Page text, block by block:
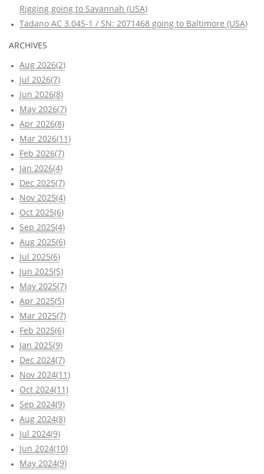
Rigging going to Savannah (USA)
Tadano AC 3.045-1 / SN: 2071468 going to Baltimore (USA)
ARCHIVES
Aug 2026(2)
Jul 2026(7)
Jun 2026(8)
May 2026(7)
Apr 2026(8)
Mar 2026(11)
Feb 2026(7)
Jan 2026(4)
Dec 2025(7)
Nov 2025(4)
Oct 2025(6)
Sep 2025(4)
Aug 2025(6)
Jul 2025(6)
Jun 2025(5)
May 2025(7)
Apr 2025(5)
Mar 2025(7)
Feb 2025(6)
Jan 2025(9)
Dec 2024(7)
Nov 2024(11)
Oct 2024(11)
Sep 2024(9)
Aug 2024(8)
Jul 2024(9)
Jun 2024(10)
May 2024(9)